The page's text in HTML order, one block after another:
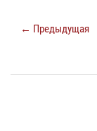
← Предыдущая